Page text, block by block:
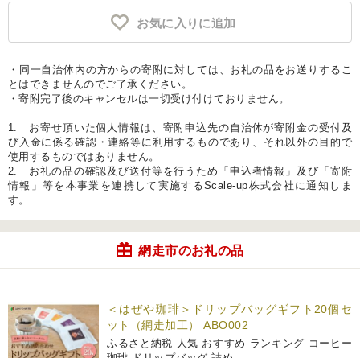
お気に入りに追加
・同一自治体内の方からの寄附に対しては、お礼の品をお送りするこ
とはできませんのでご了承ください。
・寄附完了後のキャンセルは一切受け付けておりません。
1. お寄せ頂いた個人情報は、寄附申込先の自治体が寄附金の受付及
び入金に係る確認・連絡等に利用するものであり、それ以外の目的で
使用するものではありません。
2. お礼の品の確認及び送付等を行うため「申込者情報」及び「寄附
情報」等を本事業を連携して実施するScale-up株式会社に通知しま
す。
網走市のお礼の品
＜はぜや珈琲＞ドリップバッグギフト20個セ
ット（網走加工） ABO002
ふるさと納税 人気 おすすめ ランキング コーヒー